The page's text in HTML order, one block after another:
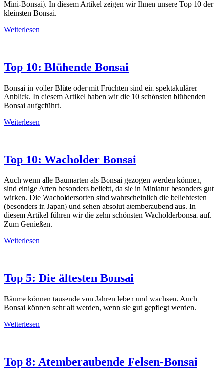
Mini-Bonsai). In diesem Artikel zeigen wir Ihnen unsere Top 10 der
kleinsten Bonsai.
Weiterlesen
Top 10: Blühende Bonsai
Bonsai in voller Blüte oder mit Früchten sind ein spektakulärer
Anblick. In diesem Artikel haben wir die 10 schönsten blühenden
Bonsai aufgeführt.
Weiterlesen
Top 10: Wacholder Bonsai
Auch wenn alle Baumarten als Bonsai gezogen werden können,
sind einige Arten besonders beliebt, da sie in Miniatur besonders gut
wirken. Die Wacholdersorten sind wahrscheinlich die beliebtesten
(besonders in Japan) und sehen absolut atemberaubend aus. In
diesem Artikel führen wir die zehn schönsten Wacholderbonsai auf.
Zum Genießen.
Weiterlesen
Top 5: Die ältesten Bonsai
Bäume können tausende von Jahren leben und wachsen. Auch
Bonsai können sehr alt werden, wenn sie gut gepflegt werden.
Weiterlesen
Top 8: Atemberaubende Felsen-Bonsai